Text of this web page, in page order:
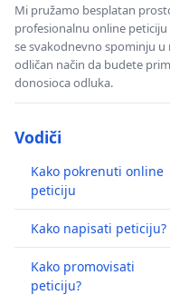
Mi pružamo besplatan
profesionalnu online peticiju
se svakodnevno spominju
odličan način da budete
donosioca odluka.
Vodiči
Kako pokrenuti online
peticiju
Kako napisati peticiju?
Kako promovisati
peticiju?